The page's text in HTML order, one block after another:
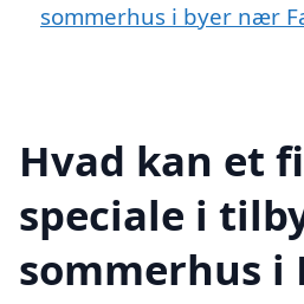
sommerhus i byer nær
Hvad kan et
speciale i
sommerhus i